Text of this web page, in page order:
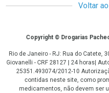
Voltar
CopyrightCopyright © Drogarias
Rio de Janeiro - RJ: Rua do Catete,
Giovanelli - CRF 28127 | 24 horas|
25351.493074/2012-10
contidas neste site, como
medicamentos, não devem ser